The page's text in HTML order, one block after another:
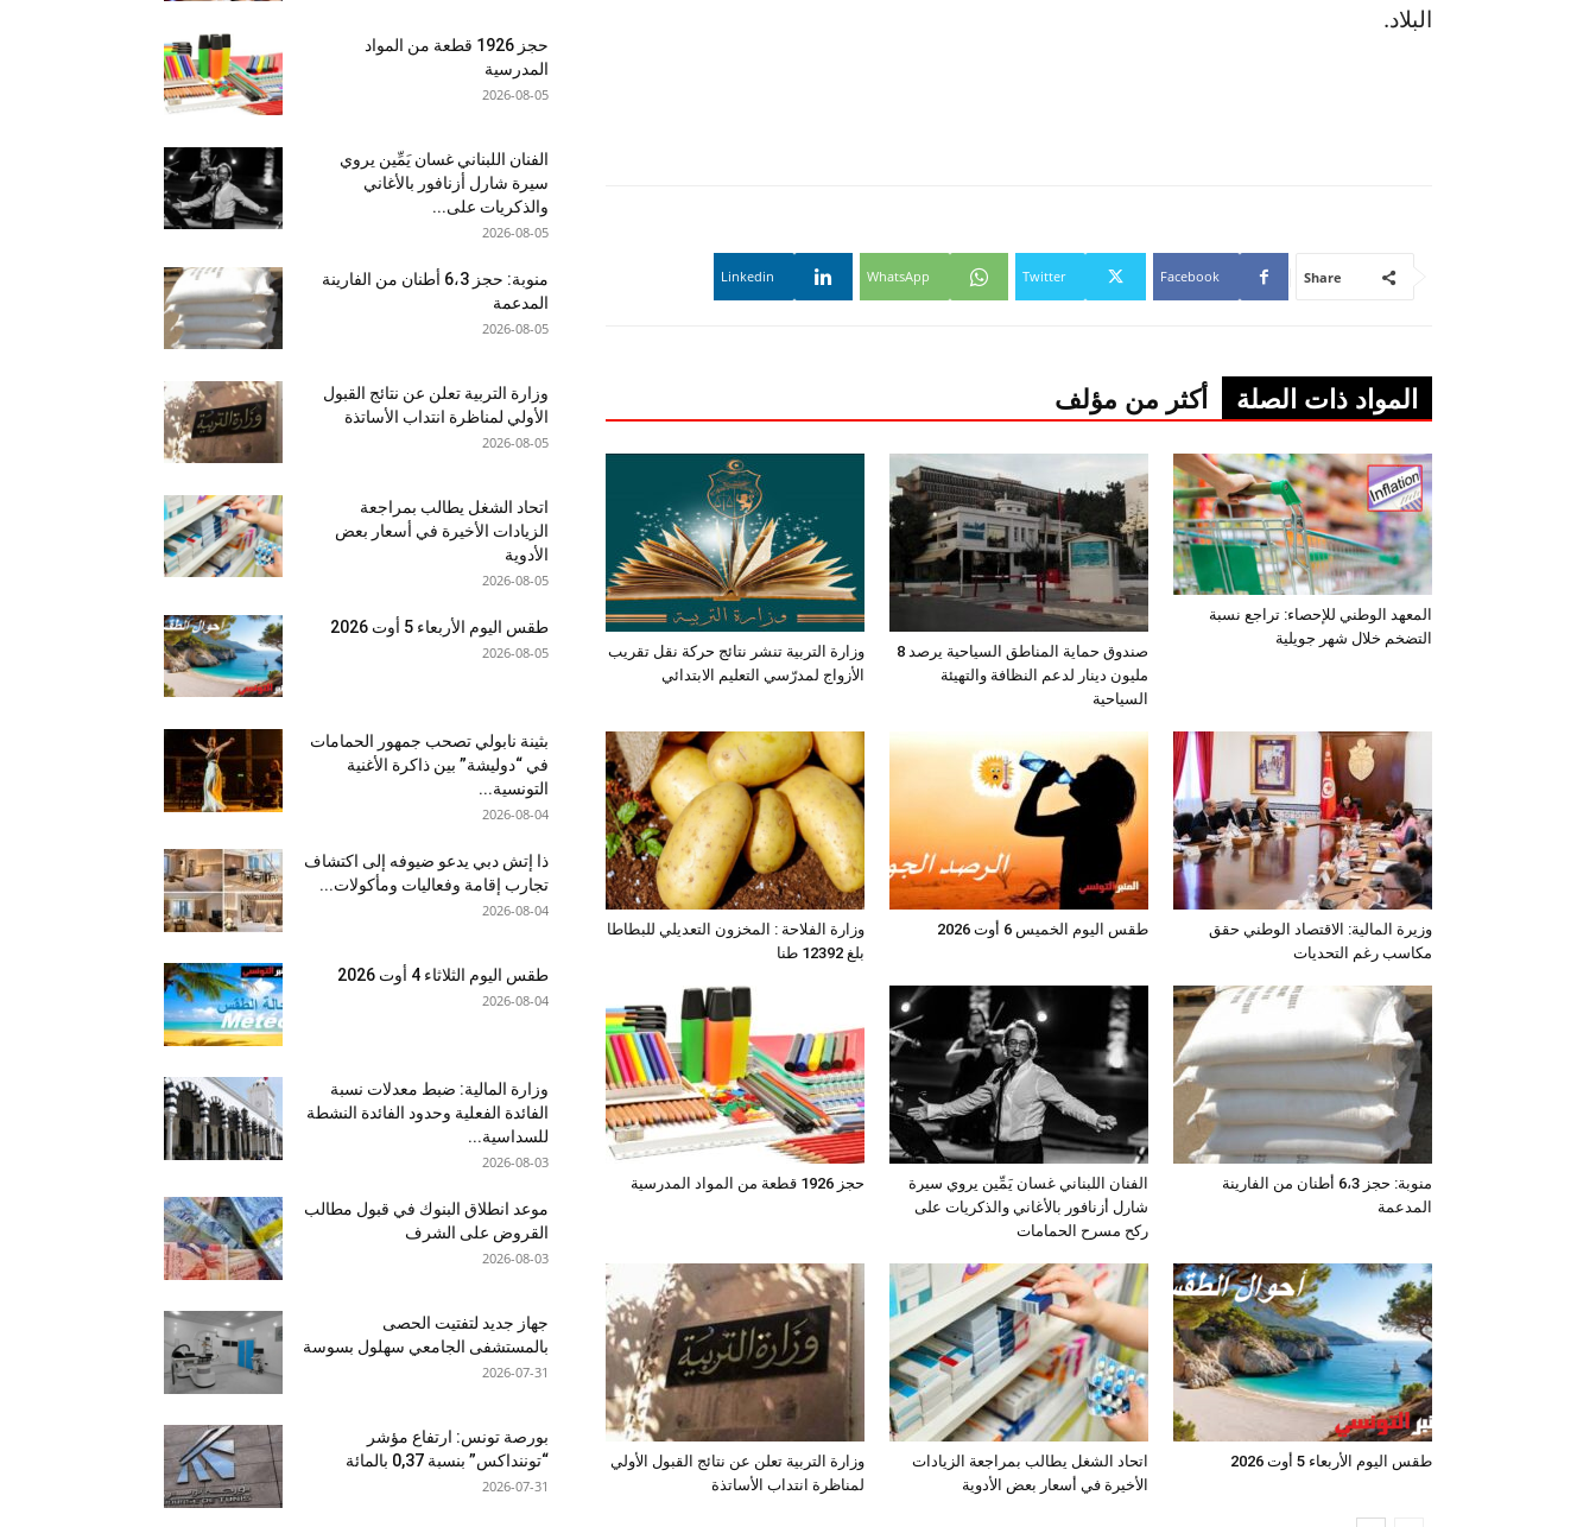
البلاد.
Share
Facebook
Twitter
WhatsApp
Linkedin
المواد ذات الصلة أكثر من مؤلف
وزارة التربية تنشر نتائج حركة نقل تقريب
الأزواج لمدرّسي التعليم الابتدائي
صندوق حماية المناطق السياحية يرصد 8
مليون دينار لدعم النظافة والتهيئة
السياحية
المعهد الوطني للإحصاء: تراجع نسبة
التضخم خلال شهر جويلية
وزارة الفلاحة : المخزون التعديلي للبطاطا
بلغ 12392 طنا
طقس اليوم الخميس 6 أوت 2026
وزيرة المالية: الاقتصاد الوطني حقق
مكاسب رغم التحديات
حجز 1926 قطعة من المواد المدرسية
الفنان اللبناني غسان يَمِّين يروي سيرة
شارل أزنافور بالأغاني والذكريات على
ركح مسرح الحمامات
منوبة: حجز 6،3 أطنان من الفارينة
المدعمة
وزارة التربية تعلن عن نتائج القبول الأولي
لمناظرة انتداب الأساتذة
اتحاد الشغل يطالب بمراجعة الزيادات
الأخيرة في أسعار بعض الأدوية
طقس اليوم الأربعاء 5 أوت 2026
حجز 1926 قطعة من المواد
المدرسية
2026-08-05
الفنان اللبناني غسان يَمِّين يروي
سيرة شارل أزنافور بالأغاني
والذكريات على...
2026-08-05
منوبة: حجز 6،3 أطنان من الفارينة
المدعمة
2026-08-05
وزارة التربية تعلن عن نتائج القبول
الأولي لمناظرة انتداب الأساتذة
2026-08-05
اتحاد الشغل يطالب بمراجعة
الزيادات الأخيرة في أسعار بعض
الأدوية
2026-08-05
طقس اليوم الأربعاء 5 أوت 2026
2026-08-05
بثينة نابولي تصحب جمهور الحمامات
في “دوليشة” بين ذاكرة الأغنية
التونسية...
2026-08-04
ذا إتش دبي يدعو ضيوفه إلى اكتشاف
تجارب إقامة وفعاليات ومأكولات...
2026-08-04
طقس اليوم الثلاثاء 4 أوت 2026
2026-08-04
وزارة المالية: ضبط معدلات نسبة
الفائدة الفعلية وحدود الفائدة النشطة
للسداسية...
2026-08-03
موعد انطلاق البنوك في قبول مطالب
القروض على الشرف
2026-08-03
جهاز جديد لتفتيت الحصى
بالمستشفى الجامعي سهلول بسوسة
2026-07-31
بورصة تونس: ارتفاع مؤشر
“توننداكس” بنسبة 0,37 بالمائة
2026-07-31